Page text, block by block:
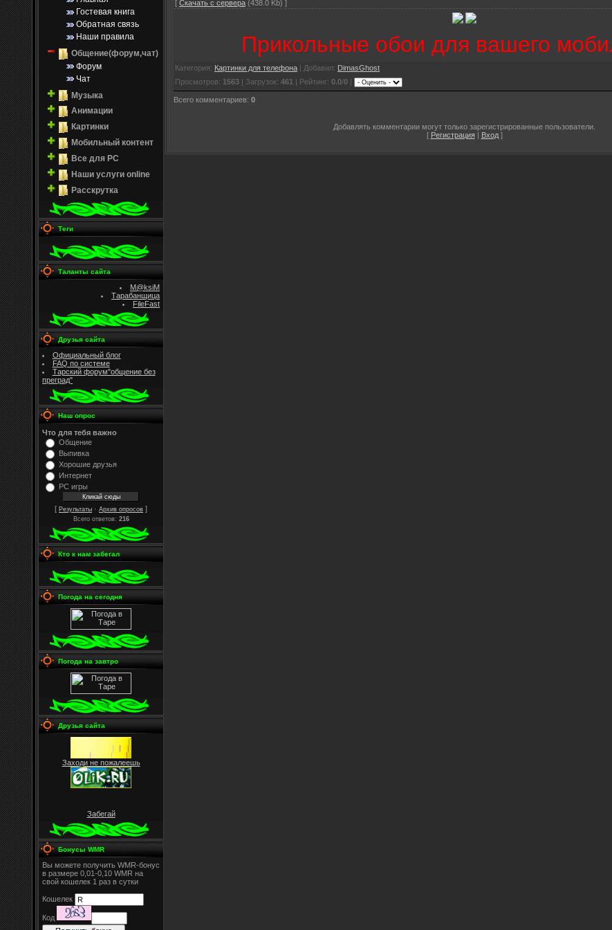
Гостевая книга
Обратная связь
Наши правила
Общение(форум,чат)
Форум
Чат
Музыка
Анимации
Картинки
Мобильный контент
Все для PC
Наши услуги online
Расскрутка
Теги
Таланты сайта
M@ksiM
Тарабанщица
FileFast
Друзья сайта
Официальный блог
FAQ по системе
Тарский форум"общение без
преград"
Наш опрос
Что для тебя важно
Общение
Выпивка
Хорошие друзья
Интернет
PC игры
[ Результаты · Архив опросов ]
Всего ответов: 216
Кто к нам забегал
Погода на сегодня
Погода на завтро
Друзья сайта
Заходи не пожалеешь
Забегай
Бонусы WMR
Вы можете получить WMR-бонус
в размере 0,01-0,10 WMR на
свой кошелек 1 раз в сутки
Кошелек
Код
[ Скачать с сервера (438.0 Kb) ]
Прикольные обои для вашего
Категория: Картинки для телефона | Добавил: DimasGhost
Просмотров: 1563 | Загрузок: 461 | Рейтинг: 0.0/0 |
Всего комментариев: 0
Добавлять комментарии могут только зарегистрированные пользователи.
[ Регистрация| Вход]